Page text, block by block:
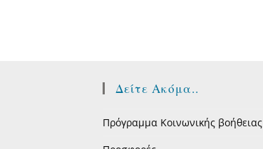
Δείτε Ακόμα..
Πρόγραμμα Κοινωνικής βοήθειας